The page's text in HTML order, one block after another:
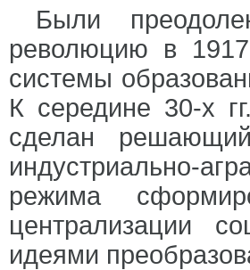
Были
революцию в 1917
системы
К середине 30-х
сделан
индустриально-
режима
централизации
идеями